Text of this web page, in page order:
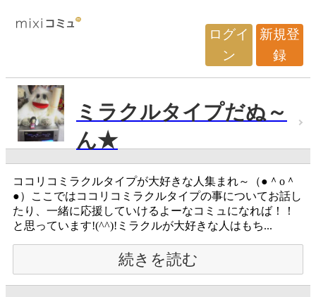
ログイ
ン
新規登
録
ミラクルタイプだぬ～
ん★
ココリコミラクルタイプが大好きな人集まれ～（●＾o＾
●）ここではココリコミラクルタイプの事についてお話し
たり、一緒に応援していけるよーなコミュになれば！！
と思っています!(^^)!ミラクルが大好きな人はもち...
続きを読む